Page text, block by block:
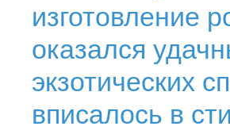
изготовление
оказался
экзотических
вписалось в